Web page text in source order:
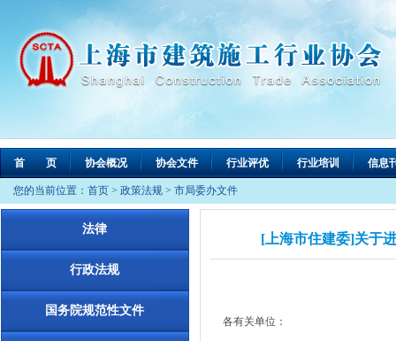
首 页 协会概况 协会文件 行业评优 行业培训 信息
您的当前位置： 首页 > 政策法规 > 市局委办文件
法律
行政法规
国务院规范性文件
[上海市住建委]关于
各有关单位：